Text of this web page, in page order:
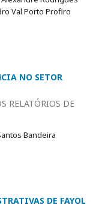
Val Porto Profiro
NO SETOR
RELATÓRIOS DE
Bandeira
DE FAYOL